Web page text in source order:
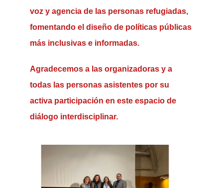
voz y agencia de las personas refugiadas,
fomentando el diseño de políticas públicas
más inclusivas e informadas.
Agradecemos a las organizadoras y a
todas las personas asistentes por su
activa participación en este espacio de
diálogo interdisciplinar.